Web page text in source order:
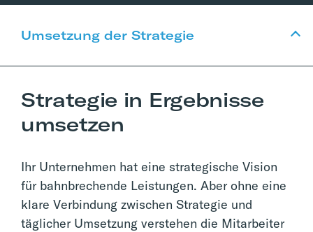
Umsetzung der Strategie
Strategie in Ergebnisse
umsetzen
Ihr Unternehmen hat eine strategische Vision
für bahnbrechende Leistungen. Aber ohne eine
klare Verbindung zwischen Strategie und
täglicher Umsetzung verstehen die Mitarbeiter